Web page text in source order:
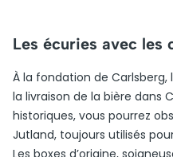
Les écuries avec les
À la fondation de
la livraison de la bière dans
historiques, vous pourrez
Jutland, toujours utilisés
Les boxes d’origine,